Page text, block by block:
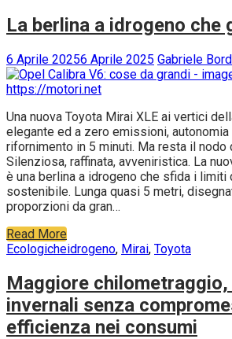
La berlina a idrogeno che
6 Aprile 20256 Aprile 2025 Gabriele
Una nuova Toyota Mirai XLE ai vertici
elegante ed a zero emissioni, autonomia
rifornimento in 5 minuti. Ma resta il nodo
Silenziosa, raffinata, avveniristica. La
è una berlina a idrogeno che sfida i limiti
sostenibile. Lunga quasi 5 metri,
proporzioni da gran…
Read More
Ecologicheidrogeno, Mirai, Toyota
Maggiore
invernali senza
efficienza nei consumi